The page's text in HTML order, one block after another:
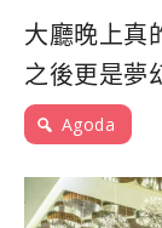
大廳晚上真
之後更是夢
Agoda